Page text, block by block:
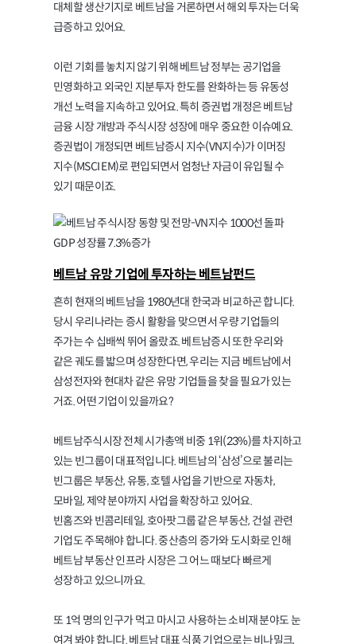
대체할 생산기지로 베트남을 거론하면서 해외 투자는 더욱
급증하고 있어요.
이런 기회를 놓치지 않기 위해 베트남 정부는 공기업을
민영화하고 외국인 지분투자 한도를 완화하는 등 유동성
개선 노력을 지속하고 있어요. 특히 증권법 개정은 베트남
금융 시장 개방과 주식시장 성장에 매우 중요한 이슈예요.
증권법이 개정되면 베트남증시 지수(VN지수)가 이머징
지수(MSCI EM)로 편입되면서 엄청난 자금이 유입될 수
있기 때문이죠.
베트남 유망 기업에 투자하는 베트남펀드
흔히 현재의 베트남을 1980년대 한국과 비교하곤 합니다.
당시 우리나라는 증시 활황을 맞으면서 우량 기업들의
주가는 수 십배씩 뛰어 올랐죠. 베트남증시 또한 우리와
같은 궤도를 밟으며 성장한다면, 우리는 지금 베트남에서
삼성전자와 현대차 같은 유망 기업들을 찾을 필요가 있는
거죠. 어떤 기업이 있을까요?
베트남주식시장 전체 시가총액 비중 1위(23%)를 차지하고
있는 빈그룹이 대표적입니다. 베트남의 ‘삼성’으로 불리는
빈그룹은 부동산, 유통, 호텔 사업을 기반으로 자동차,
모바일, 제약 분야까지 사업을 확장하고 있어요.
빈홈즈와 빈콤리테일, 호아팟그룹 같은 부동산, 건설 관련
기업도 주목해야 합니다. 중산층의 증가와 도시화로 인해
베트남 부동산 인프라 시장은 그 어느 때보다 빠르게
성장하고 있으니까요.
또 1억 명의 인구가 먹고 마시고 사용하는 소비재 분야도 눈
여겨 봐야 합니다. 베트남 대표 식품 기업으로는 비나밀크,